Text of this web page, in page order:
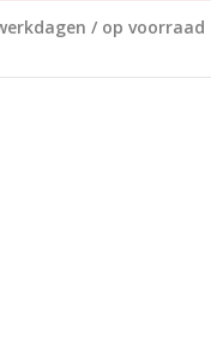
/ op voorraad